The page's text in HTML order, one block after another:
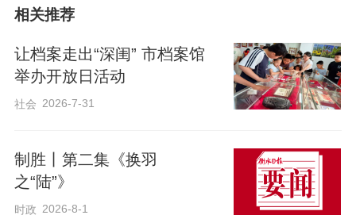
今年4月24日是第十一个“中国航天日”。
相关推荐
让档案走出“深闺” 市档案馆
举办开放日活动
社会 2026-7-31
制胜丨第二集《换羽
之“陆”》
时政 2026-8-1